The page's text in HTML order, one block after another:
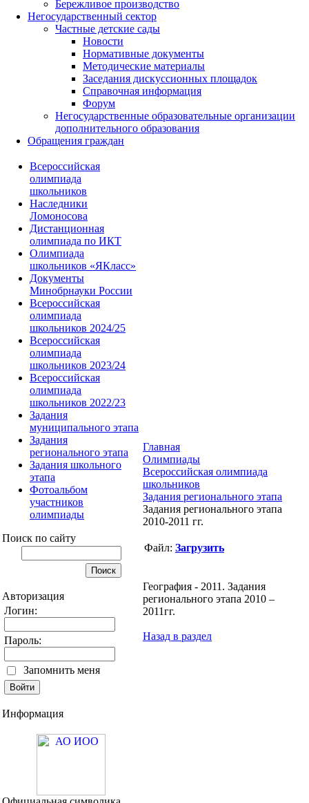
Бережливое производство
Негосударственный сектор
Частные детские сады
Новости
Нормативные документы
Методические материалы
Заседания дискуссионных площадок
Справочная информация
Форум
Негосударственные образовательные организации
дополнительного образования
Обращения граждан
Всероссийская
олимпиада
школьников
Наследники
Ломоносова
Дистанционная
олимпиада по ИКТ
Олимпиада
школьников «ЯКласс»
Документы
Минобрнауки России
Всероссийская
олимпиада
школьников 2024/25
Всероссийская
олимпиада
школьников 2023/24
Всероссийская
олимпиада
школьников 2022/23
Задания
муниципального этапа
Задания
регионального этапа
Задания школьного
этапа
Фотоальбом
участников
олимпиады
Поиск по сайту
Авторизация
Логин:
Пароль:
Запомнить меня
Информация
Главная
Олимпиады
Всероссийская олимпиада
школьников
Задания регионального этапа
Задания регионального этапа
2010-2011 гг.
Файл: Загрузить
География - 2011. Задания
регионального этапа 2010 –
2011гг.
Назад в раздел